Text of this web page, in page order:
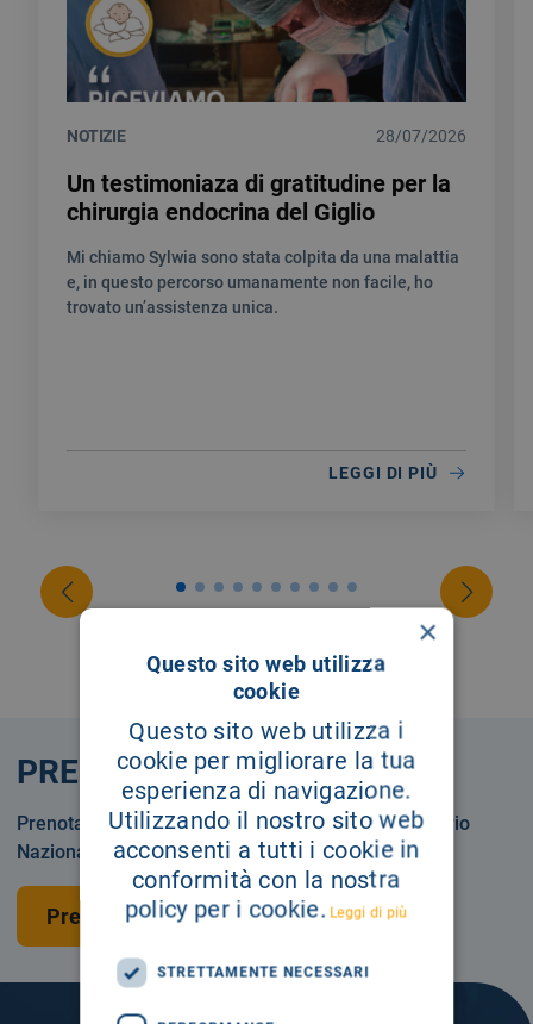
NOTIZIE 28/07/2026
Un testimoniaza di gratitudine per la
chirurgia endocrina del Giglio
Mi chiamo Sylwia sono stata colpita da una malattia
e, in questo percorso umanamente non facile, ho
trovato un’assistenza unica.
LEGGI DI PIÙ
PRENOTA
Prenotare una visita o un esame in Servizio Sanitario
Nazionale o privatamente.
Prenota una visita
×
Questo sito web utilizza
cookie
Questo sito web utilizza i
cookie per migliorare la tua
esperienza di navigazione.
Utilizzando il nostro sito web
acconsenti a tutti i cookie in
conformità con la nostra
policy per i cookie. Leggi di più
STRETTAMENTE NECESSARI